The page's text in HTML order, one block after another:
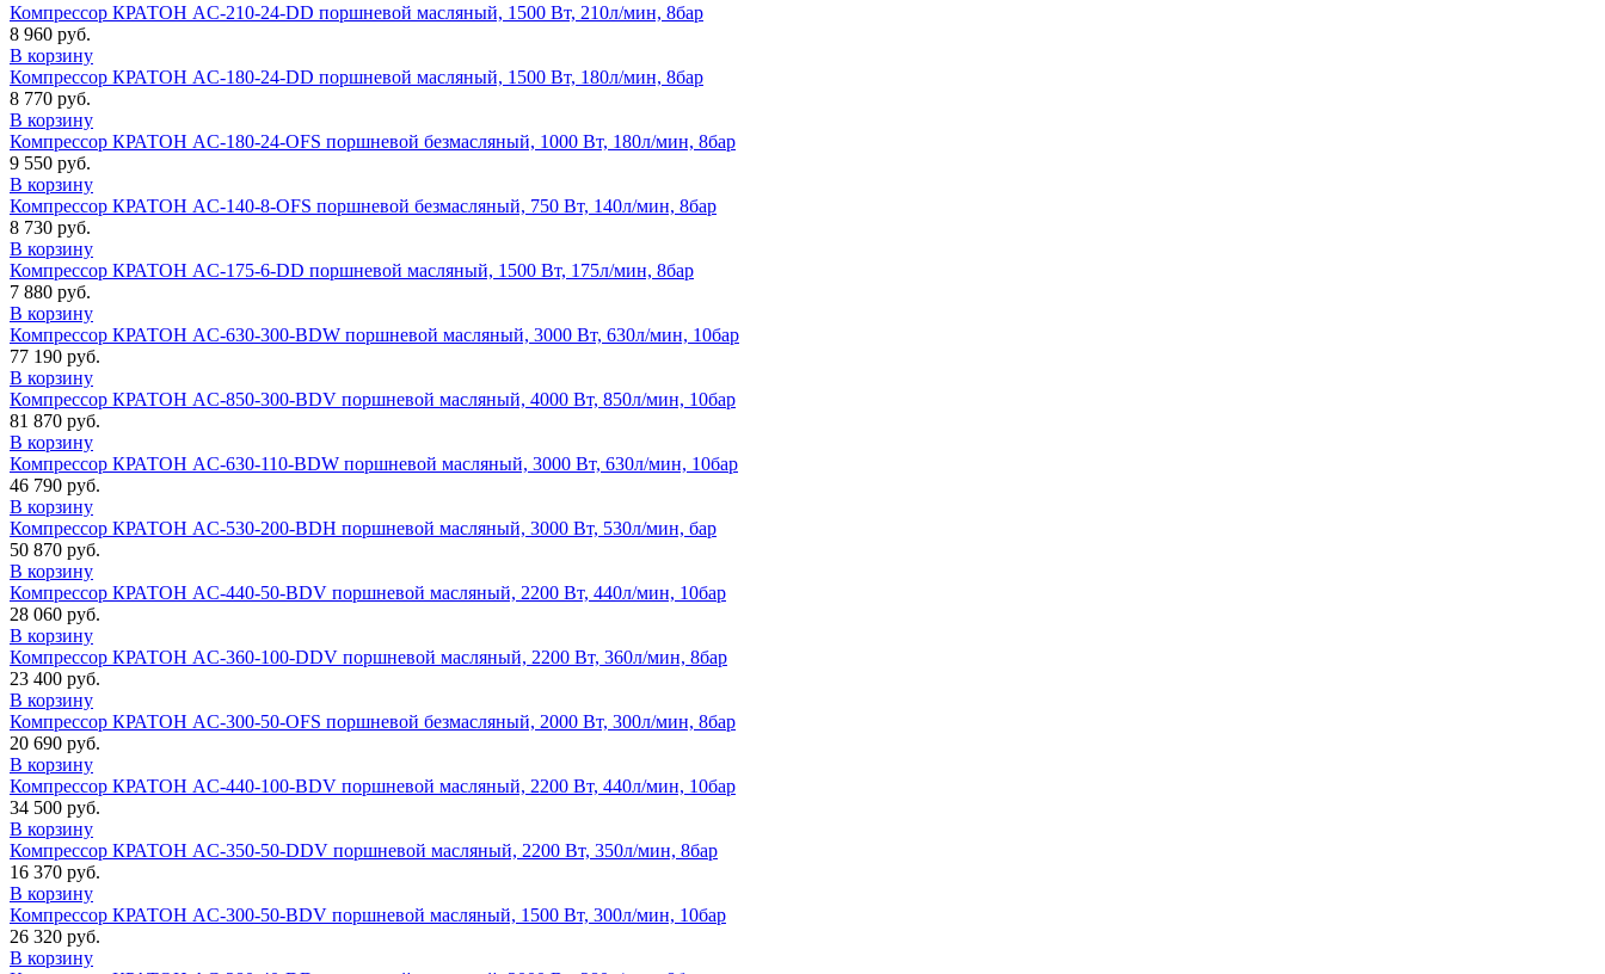
Компрессор КРАТОН AC-210-24-DD поршневой масляный, 1500 Вт, 210л/мин, 8бар
8 960 руб.
В корзину
Компрессор КРАТОН AC-180-24-DD поршневой масляный, 1500 Вт, 180л/мин, 8бар
8 770 руб.
В корзину
Компрессор КРАТОН AC-180-24-OFS поршневой безмасляный, 1000 Вт, 180л/мин, 8бар
9 550 руб.
В корзину
Компрессор КРАТОН AC-140-8-OFS поршневой безмасляный, 750 Вт, 140л/мин, 8бар
8 730 руб.
В корзину
Компрессор КРАТОН AC-175-6-DD поршневой масляный, 1500 Вт, 175л/мин, 8бар
7 880 руб.
В корзину
Компрессор КРАТОН AC-630-300-BDW поршневой масляный, 3000 Вт, 630л/мин, 10бар
77 190 руб.
В корзину
Компрессор КРАТОН AC-850-300-BDV поршневой масляный, 4000 Вт, 850л/мин, 10бар
81 870 руб.
В корзину
Компрессор КРАТОН AC-630-110-BDW поршневой масляный, 3000 Вт, 630л/мин, 10бар
46 790 руб.
В корзину
Компрессор КРАТОН AC-530-200-BDH поршневой масляный, 3000 Вт, 530л/мин, бар
50 870 руб.
В корзину
Компрессор КРАТОН AC-440-50-BDV поршневой масляный, 2200 Вт, 440л/мин, 10бар
28 060 руб.
В корзину
Компрессор КРАТОН AC-360-100-DDV поршневой масляный, 2200 Вт, 360л/мин, 8бар
23 400 руб.
В корзину
Компрессор КРАТОН AC-300-50-OFS поршневой безмасляный, 2000 Вт, 300л/мин, 8бар
20 690 руб.
В корзину
Компрессор КРАТОН AC-440-100-BDV поршневой масляный, 2200 Вт, 440л/мин, 10бар
34 500 руб.
В корзину
Компрессор КРАТОН AC-350-50-DDV поршневой масляный, 2200 Вт, 350л/мин, 8бар
16 370 руб.
В корзину
Компрессор КРАТОН AC-300-50-BDV поршневой масляный, 1500 Вт, 300л/мин, 10бар
26 320 руб.
В корзину